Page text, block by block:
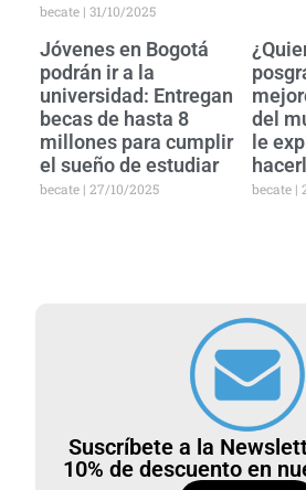
becate 31/10/2025
Jóvenes en Bogotá
podrán ir a la
universidad: Entregan
becas de hasta 8
millones para cumplir
el sueño de estudiar
becate 27/10/2025
del
le
becate
Suscríbete a la
10% de descuento en